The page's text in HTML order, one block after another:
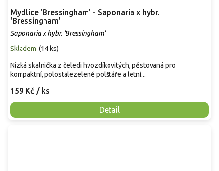
Mydlice 'Bressingham' - Saponaria x hybr.
'Bressingham'
Saponaria x hybr. 'Bressingham'
Skladem (14 ks)
159 Kč / ks
Detail
Nízká skalnička z čeledi hvozdíkovitých, pěstovaná pro
kompaktní, polostálezelené polštáře a letní...